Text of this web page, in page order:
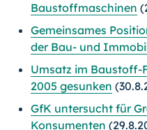
Baustoffmaschinen
Gemeinsames
der Bau- und
Umsatz im Baustoff-
2005 gesunken
GfK untersucht für
Konsumenten